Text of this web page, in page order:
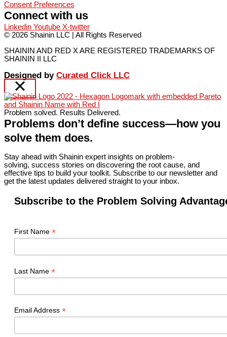
Consent Preferences
Connect with us
Linkedin Youtube X-twitter
© 2026 Shainin LLC | All Rights Reserved
SHAININ AND RED X ARE REGISTERED TRADEMARKS OF
SHAININ II LLC
Designed by Curated Click LLC
Problem solved. Results Delivered.
Problems don’t define success—how you
solve them does.
Stay ahead with Shainin expert insights on problem-
solving, success stories on discovering the root cause, and
effective tips to build your toolkit. Subscribe to our newsletter and
get the latest updates delivered straight to your inbox.
Subscribe to the Problem Solving
First Name *
Last Name *
Email Address *